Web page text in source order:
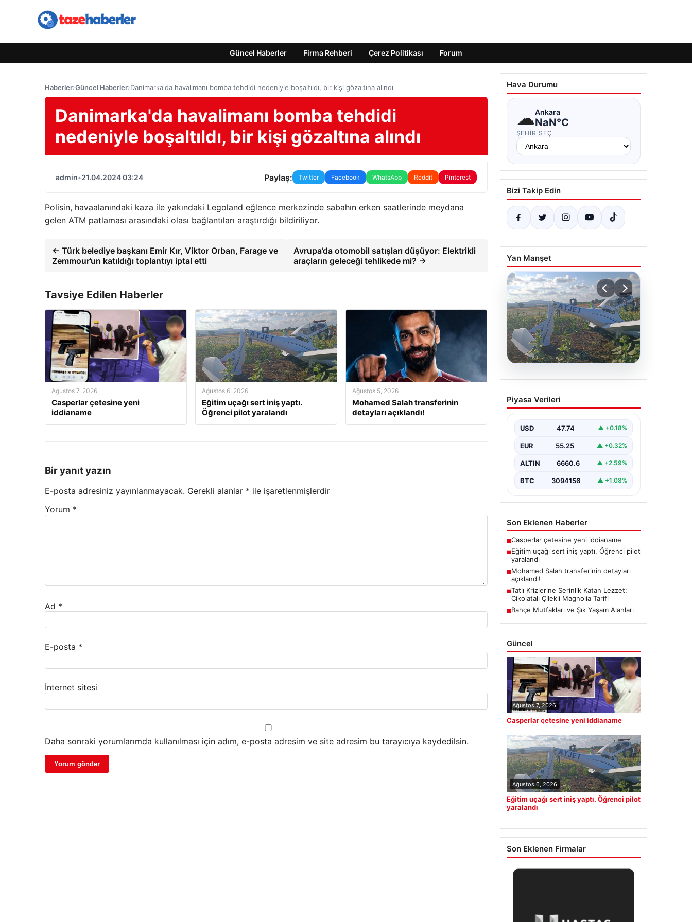
Güncel Haberler Firma Rehberi Çerez Politikası Forum
Haberler›Güncel Haberler›Danimarka'da havalimanı bomba tehdidi nedeniyle boşaltıldı, bir kişi gözaltına alındı
Danimarka'da havalimanı bomba tehdidi
nedeniyle boşaltıldı, bir kişi gözaltına alındı
admin•21.04.2024 03:24 Paylaş: Twitter Facebook WhatsApp Reddit Pinterest
Polisin, havaalanındaki kaza ile yakındaki Legoland eğlence merkezinde sabahın erken saatlerinde meydana
gelen ATM patlaması arasındaki olası bağlantıları araştırdığı bildiriliyor.
← Türk belediye başkanı Emir Kır, Viktor Orban, Farage ve
Zemmour’un katıldığı toplantıyı iptal etti
Avrupa’da otomobil satışları düşüyor: Elektrikli
araçların geleceği tehlikede mi? →
Tavsiye Edilen Haberler
Ağustos 7, 2026
Casperlar çetesine yeni
iddianame
Ağustos 6, 2026
Eğitim uçağı sert iniş yaptı.
Öğrenci pilot yaralandı
Ağustos 5, 2026
Mohamed Salah transferinin
detayları açıklandı!
Bir yanıt yazın
E-posta adresiniz yayınlanmayacak. Gerekli alanlar * ile işaretlenmişlerdir
Yorum *
Ad *
E-posta *
İnternet sitesi
Daha sonraki yorumlarımda kullanılması için adım, e-posta adresim ve site adresim bu tarayıcıya kaydedilsin.
Hava Durumu
☁Ankara
NaN°C
ŞEHIR SEÇ
Bizi Takip Edin
Yan Manşet
Eğitim uçağı sert iniş
yaptı. Öğrenci pilot
Piyasa Verileri
USD 47.74 ▲ +0.18%
EUR 55.25 ▲ +0.32%
ALTIN 6660.6 ▲ +2.59%
BTC 3094156 ▲ +1.08%
Son Eklenen Haberler
■Casperlar çetesine yeni iddianame
■Eğitim uçağı sert iniş yaptı. Öğrenci pilot
yaralandı
■Mohamed Salah transferinin detayları
açıklandı!
■Tatlı Krizlerine Serinlik Katan Lezzet:
Çikolatalı Çilekli Magnolia Tarifi
■Bahçe Mutfakları ve Şık Yaşam Alanları
Güncel
Ağustos 7, 2026
Casperlar çetesine yeni iddianame
Ağustos 6, 2026
Eğitim uçağı sert iniş yaptı. Öğrenci pilot
yaralandı
Son Eklenen Firmalar